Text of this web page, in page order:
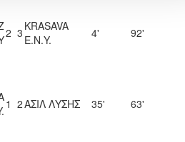
2 3 KRASAVA
Ε.Ν.Y.
4' 92'
1 2ΑΣΙΛ ΛΥΣΗΣ 35' 63'